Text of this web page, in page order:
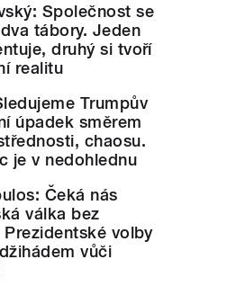
Společnost se
tábory. Jeden
druhý si tvoří
realitu
Trumpův
úpadek směrem
chaosu.
je v nedohlednu
Čeká nás
válka bez
Prezidentské volby
vůči